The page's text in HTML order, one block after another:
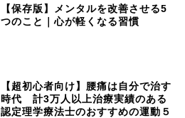
【保存版】メンタルを改善させる5
つのこと｜心が軽くなる習慣
【超初心者向け】腰痛は自分で治す
時代 計3万人以上治療実績のある
認定理学療法士のおすすめの運動５